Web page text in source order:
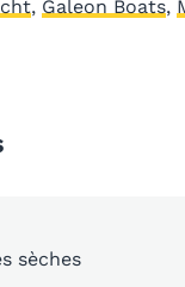
, Galeon Boats,
sèches